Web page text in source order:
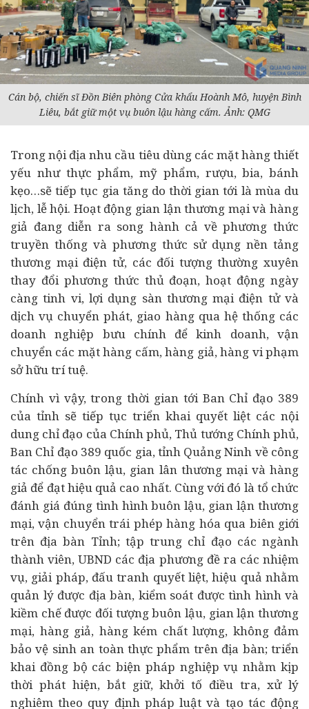
Cán bộ, chiến sĩ Đồn Biên phòng Cửa khẩu Hoành Mô, huyện Bình
Liêu, bắt giữ một vụ buôn lậu hàng cấm. Ảnh: QMG
Trong nội địa nhu cầu tiêu dùngcác mặt hàng thiết
yếu như thực phẩm, mỹ phẩm, rượu, bia, bánh
kẹo…sẽ tiếp tục gia tăng do thời gian tới là mùa du
lịch, lễ hội. Hoạt động gian lận thương mại và hàng
giả đang diễn ra song hành cả về phương thức
truyền thống và phương thức sử dụng nền tảng
thương mại điện tử, các đối tượng thường xuyên
thay đổi phương thức thủ đoạn, hoạt động ngày
càng tinh vi, lợi dụng sàn thương mại điện tử và
dịch vụ chuyển phát, giao hàng qua hệ thống các
doanh nghiệp bưu chính để kinh doanh, vận
chuyển các mặt hàng cấm, hàng giả, hàng vi phạm
sở hữu trí tuệ.
Chính vì vậy, trong thời gian tới Ban Chỉ đạo 389
của tỉnh sẽ tiếp tục triển khai quyết liệt các nội
dung chỉ đạo của Chính phủ, Thủ tướng Chính phủ,
Ban Chỉ đạo 389 quốc gia, tỉnh Quảng Ninh về công
tác chống buôn lậu, gian lân thương mại và hàng
giả để đạt hiệu quả cao nhất. Cùng với đó là tổ chức
đánh giá đúng tình hình buôn lậu, gian lận thương
mại, vận chuyển trái phép hàng hóa qua biên giới
trên địa bàn Tỉnh; tập trung chỉ đạo các ngành
thành viên, UBND các địa phương đề ra các nhiệm
vụ, giải pháp, đấu tranh quyết liệt, hiệu quả nhằm
quản lý được địa bàn, kiểm soát được tình hình và
kiềm chế được đối tượng buôn lậu, gian lận thương
mại, hàng giả, hàng kém chất lượng, không đảm
bảo vệ sinh an toàn thực phẩm trên địa bàn; triển
khai đồng bộ các biện pháp nghiệp vụ nhằm kịp
thời phát hiện, bắt giữ, khởi tố điều tra, xử lý
nghiêm theo quy định pháp luật và tạo tác động